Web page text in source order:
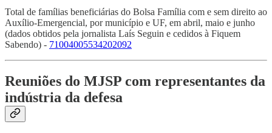
Total de famílias beneficiárias do Bolsa Família com e sem direito ao
Auxílio-Emergencial, por município e UF, em abril, maio e junho
(dados obtidos pela jornalista Laís Seguin e cedidos à Fiquem
Sabendo) - 71004005534202092
Reuniões do MJSP com representantes da
indústria da defesa